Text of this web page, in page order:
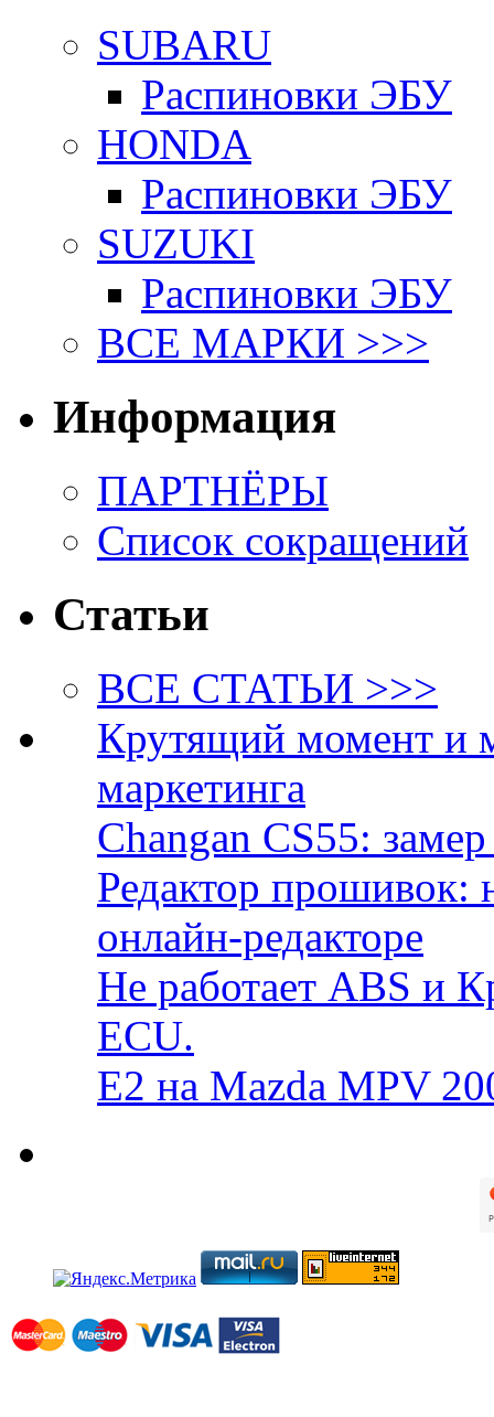
SUBARU
Распиновки ЭБУ
HONDA
Распиновки ЭБУ
SUZUKI
Распиновки ЭБУ
ВСЕ МАРКИ >>>
Информация
ПАРТНЁРЫ
Список сокращений
Статьи
ВСЕ СТАТЬИ >>>
Крутящий момент и
маркетинга
Changan CS55:
Редактор прошивок:
онлайн-редакторе
Не работает ABS и
ECU.
E2 на Mazda MPV